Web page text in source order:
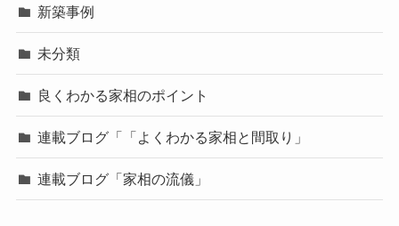
新築事例
未分類
良くわかる家相のポイント
連載ブログ「「よくわかる家相と間取り」
連載ブログ「家相の流儀」